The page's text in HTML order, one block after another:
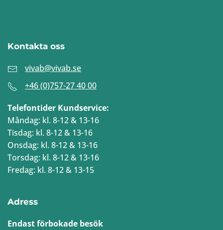
Kontakta oss
vivab@vivab.se
+46 (0)757-27 40 00
Telefontider Kundservice:
Måndag: kl. 8-12 & 13-16
Tisdag: kl. 8-12 & 13-16
Onsdag: kl. 8-12 & 13-16
Torsdag: kl. 8-12 & 13-16
Fredag: kl. 8-12 & 13-15
Adress
Endast förbokade besök